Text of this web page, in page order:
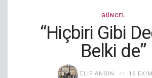
GÜNCEL
“Hiçbiri Gibi
Belki de”
ELIF ANGIN 16